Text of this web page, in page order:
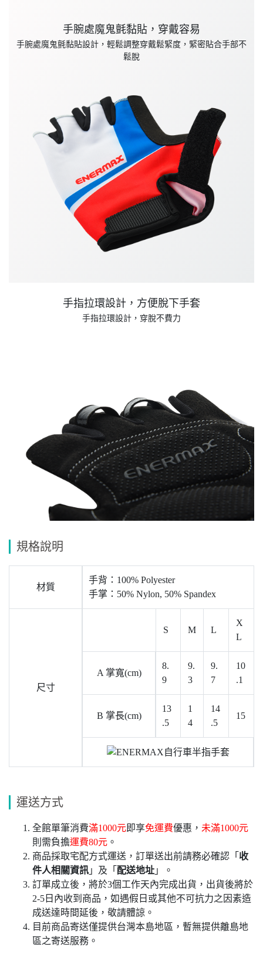
手腕處魔鬼氈黏貼，穿戴容易
手腕處魔鬼氈黏貼設計，輕鬆調整穿戴鬆緊度，緊密貼合手部不
鬆脫
手指拉環設計，方便脫下手套
手指拉環設計，穿脫不費力
規格說明
材質
手背：100% Polyester
手掌：50% Nylon, 50% Spandex
尺寸
S M L
X
L
A 掌寬(cm)
8.
9
9.
3
9.
7
10
.1
B 掌長(cm)
13
.5
1
4
14
.5
15
運送方式
全館單筆消費滿1000元即享免運費優惠， 未滿1000元
則需負擔運費80元 。
商品採取宅配方式運送，訂單送出前請務必確認「 收
件人相關資訊 」及「 配送地址 」。
訂單成立後，將於3個工作天內完成出貨，出貨後將於
2-5日內收到商品，如遇假日或其他不可抗力之因素造
成送達時間延後，敬請體諒。
目前商品寄送僅提供台灣本島地區，暫無提供離島地
區之寄送服務。